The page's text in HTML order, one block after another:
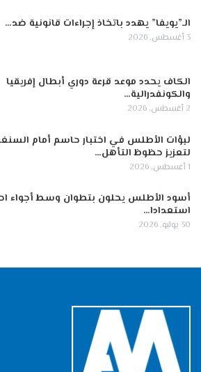
الـ”يويفا” يهدد باتخاذ إجراءات قانونية ضد…
3 أغسطس, 2026
الكاف يحدد موعد قرعة دوري أبطال إفريقيا
والكونفدرالية…
2 أغسطس, 2026
لبؤات الأطلس في اختبار حاسم أمام
لتعزيز حظوظ التأهل…
1 أغسطس, 2026
أسود الأطلس يحلون بتطوان وسط أجواء
استعدادا…
30 يوليو, 2026